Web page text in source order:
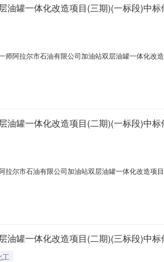
油罐一体化改造项目(三期)(一标段)中
阿拉尔市石油有限公司加油站双层油罐一体化
级别注册证书编号质量标准合格第二名单位名称
油罐一体化改造项目(二期)(一标段)中
尔市石油有限公司加油站双层油罐一体化改造
别注册证书编号质量标准合格第二名单位名称新
油罐一体化改造项目(二期)(三标段)中
工